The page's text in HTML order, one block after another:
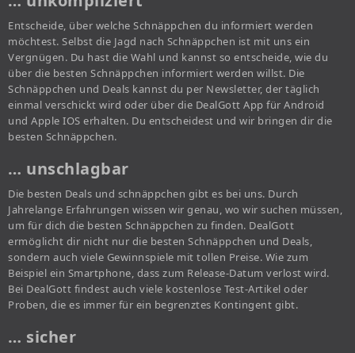
Entscheide, über welche Schnäppchen du informiert werden
möchtest. Selbst die Jagd nach Schnäppchen ist mit uns ein
Vergnügen. Du hast die Wahl und kannst so entscheide, wie du
über die besten Schnäppchen informiert werden willst. Die
Schnäppchen und Deals kannst du per Newsletter, der täglich
einmal verschickt wird oder über die DealGott App für Android
und Apple IOS erhalten. Du entscheidest und wir bringen dir die
besten Schnäppchen.
… unschlagbar
Die besten Deals und schnäppchen gibt es bei uns. Durch
Jahrelange Erfahrungen wissen wir genau, wo wir suchen müssen,
um für dich die besten Schnäppchen zu finden. DealGott
ermöglicht dir nicht nur die besten Schnäppchen und Deals,
sondern auch viele Gewinnspiele mit tollen Preise. Wie zum
Beispiel ein Smartphone, dass zum Release-Datum verlost wird.
Bei DealGott findest auch viele kostenlose Test-Artikel oder
Proben, die es immer für ein begrenztes Kontingent gibt.
… sicher